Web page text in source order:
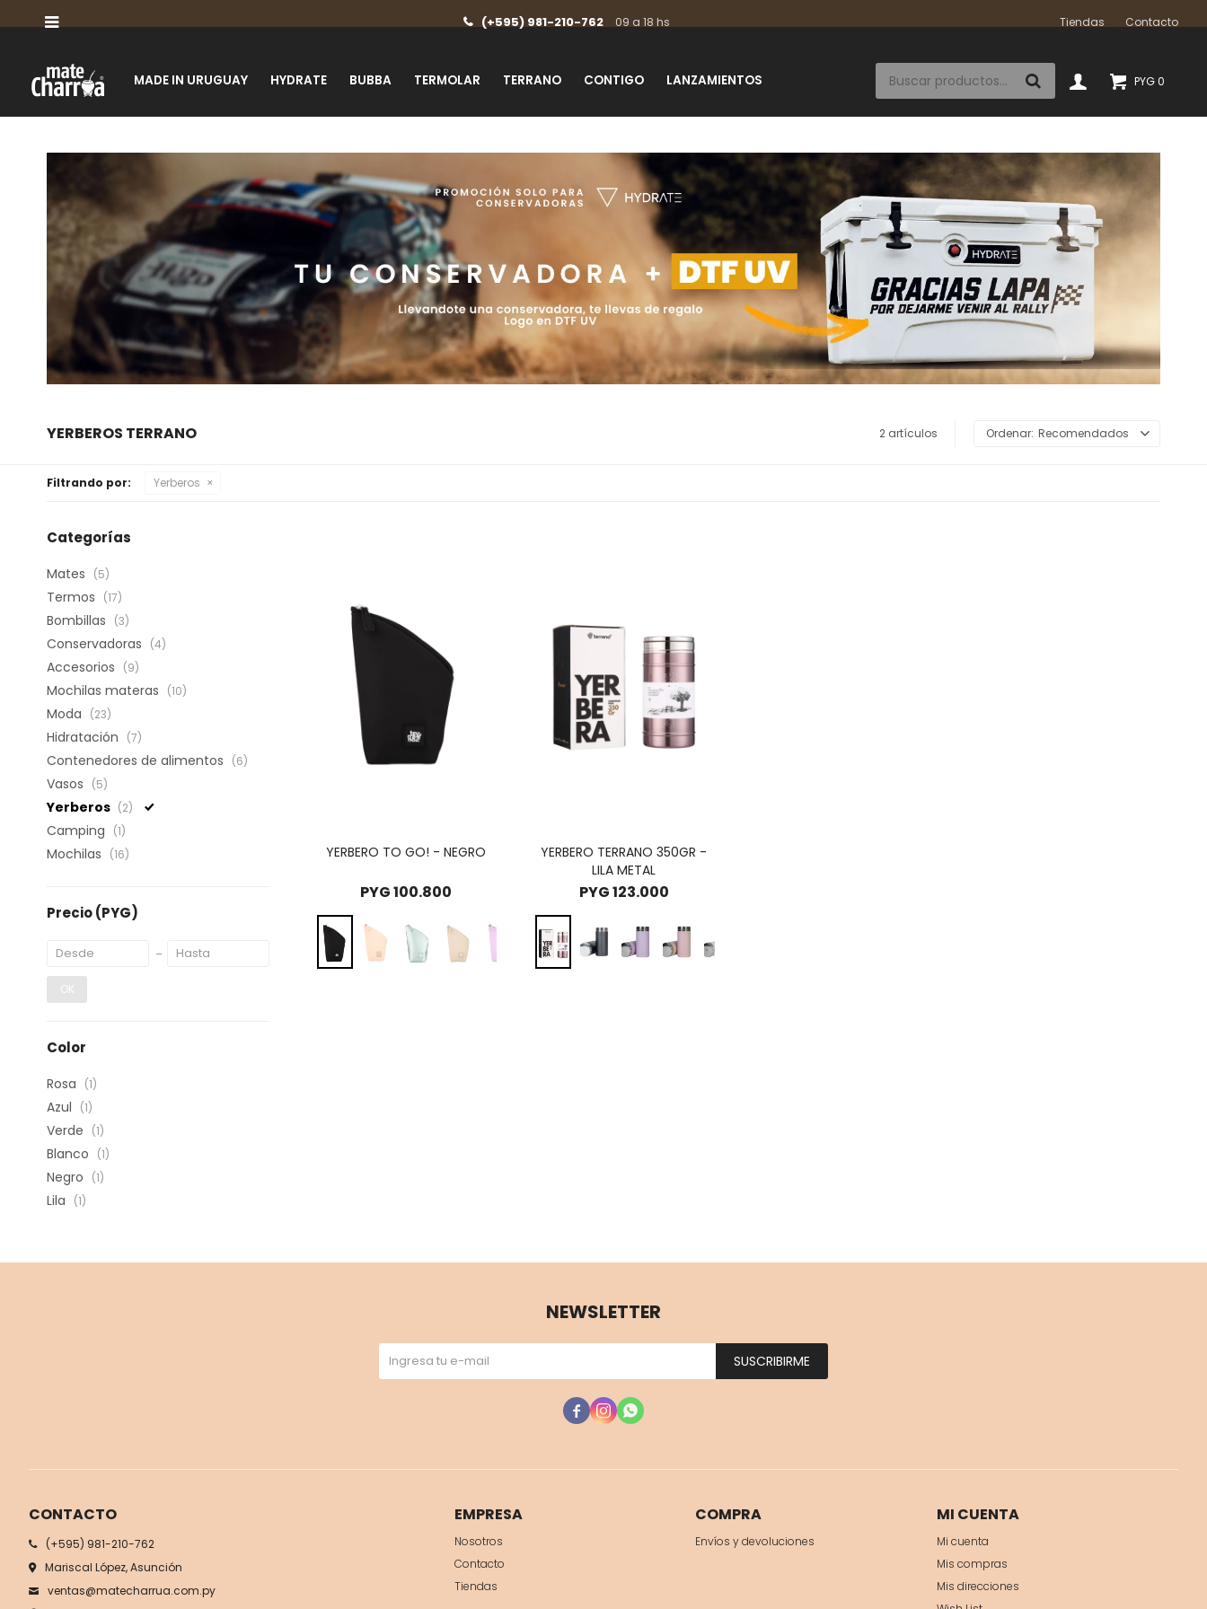
MADE IN URUGUAY HYDRATE BUBBA TERMOLAR TERRANO CONTIGO LANZAMIENTOS PYG0
(+595) 981-210-762 09 a 18 hs Tiendas Contacto

YERBEROS TERRANO 2 artículos Recomendados
Filtrando por: Yerberos
YERBERO TO GO! - NEGRO
PYG100.800
YERBERO TERRANO 350GR -
LILA METAL
PYG123.000
Categorías
Mates (5)
Termos (17)
Bombillas (3)
Conservadoras (4)
Accesorios (9)
Mochilas materas (10)
Moda (23)
Hidratación (7)
Contenedores de alimentos (6)
Vasos (5)
Yerberos (2)
Camping (1)
Mochilas (16)
Precio(PYG)
OK
Color
Rosa (1)
Azul (1)
Verde (1)
Blanco (1)
Negro (1)
Lila (1)
CONTACTO
(+595) 981-210-762
Mariscal López, Asunción
ventas@matecharrua.com.py
EMPRESA
Nosotros
Contacto
Tiendas
COMPRA
Envíos y devoluciones
MI CUENTA
Mi cuenta
Mis compras
Mis direcciones
NEWSLETTER
SUSCRIBIRME
  